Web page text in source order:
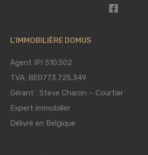
L’IMMOBILIÈRE DOMUS
Agent IPI 510.502
TVA: BE0773.725.349
Gérant : Steve Charon – Courtier
Expert immobilier
Délivré en Belgique